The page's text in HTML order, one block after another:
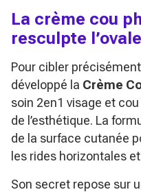
La crème cou
resculpte l’ovale
Pour cibler
développé la Crème
soin 2en1 visage et
de l’esthétique. La
de la surface cutanée
les rides horizontales
Son secret repose sur